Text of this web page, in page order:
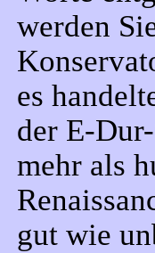
werden
es
der E-
mehr als
gut wie